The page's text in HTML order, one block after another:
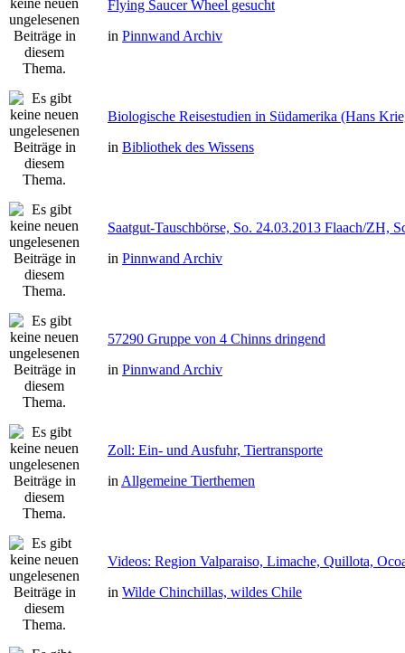
Flying Saucer Wheel gesucht
in Pinnwand Archiv
Biologische Reisestudien in Südamerika (Hans
in Bibliothek des Wissens
Saatgut-Tauschbörse, So. 24.03.2013 Flaach/ZH,
in Pinnwand Archiv
57290 Gruppe von 4 Chinns dringend
in Pinnwand Archiv
Zoll: Ein- und Ausfuhr, Tiertransporte
in Allgemeine Tierthemen
Videos: Region Valparaiso, Limache, Quillota,
in Wilde Chinchillas, wildes Chile